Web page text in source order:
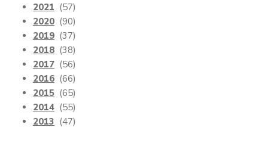
2021 (57)
2020 (90)
2019 (37)
2018 (38)
2017 (56)
2016 (66)
2015 (65)
2014 (55)
2013 (47)